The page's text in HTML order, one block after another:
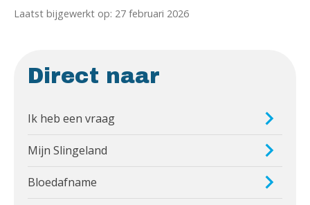
Laatst bijgewerkt op: 27 februari 2026
Direct naar
Ik heb een vraag
Mijn Slingeland
Bloedafname